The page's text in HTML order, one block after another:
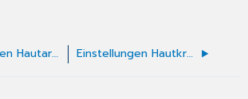
Einstellungen Hautarztbericht - Einleitung (F6050) Einstellungen Hautkrebsbericht (F6120)